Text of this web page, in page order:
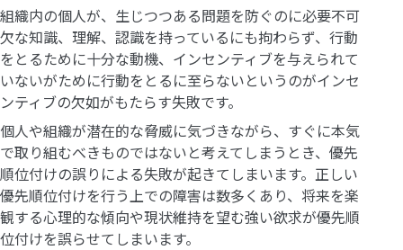
組織内の個人が、生じつつある問題を防ぐのに必要不可
欠な知識、理解、認識を持っているにも拘わらず、行動
をとるために十分な動機、インセンティブを与えられて
いないがために行動をとるに至らないというのがインセ
ンティブの欠如がもたらす失敗です。
個人や組織が潜在的な脅威に気づきながら、すぐに本気
で取り組むべきものではないと考えてしまうとき、優先
順位付けの誤りによる失敗が起きてしまいます。正しい
優先順位付けを行う上での障害は数多くあり、将来を楽
観する心理的な傾向や現状維持を望む強い欲求が優先順
位付けを誤らせてしまいます。